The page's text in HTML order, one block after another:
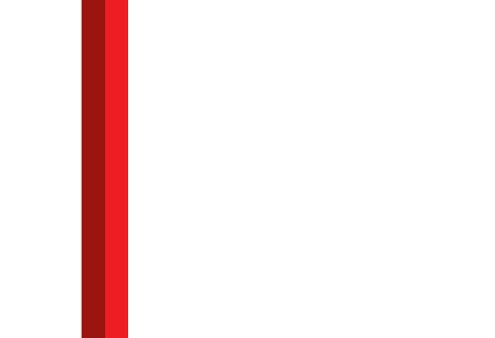
별을 잉태한 장대음봉 | 7. 걷어 올리기 | 8. 세력선
약보합 후 갭 상승 양봉 | 14. 연속 하락 후 십자선에